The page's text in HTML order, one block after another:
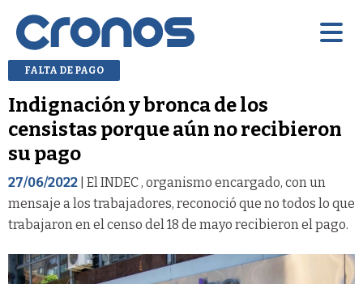
FALTA DE PAGO
Indignación y bronca de los
censistas porque aún no recibieron
su pago
27/06/2022 | El INDEC , organismo encargado, con un
mensaje a los trabajadores, reconoció que no todos lo que
trabajaron en el censo del 18 de mayo recibieron el pago.